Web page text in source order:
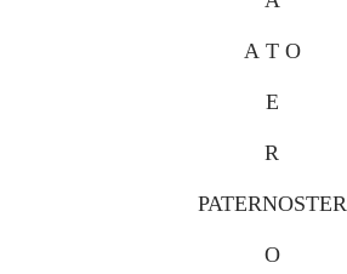
А Т О
Е
R
PATERNOSTER
О